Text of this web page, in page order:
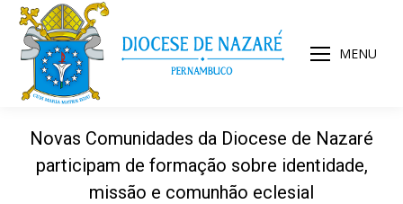
MENU
Novas Comunidades da Diocese de Nazaré
participam de formação sobre identidade,
missão e comunhão eclesial